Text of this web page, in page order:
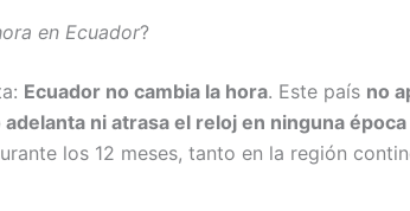
en Ecuador?
Ecuador no cambia la hora. Este país no
adelanta ni atrasa el reloj en ninguna
los 12 meses, tanto en la región